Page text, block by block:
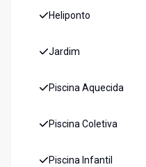
Heliponto
Jardim
Piscina Aquecida
Piscina Coletiva
Piscina Infantil